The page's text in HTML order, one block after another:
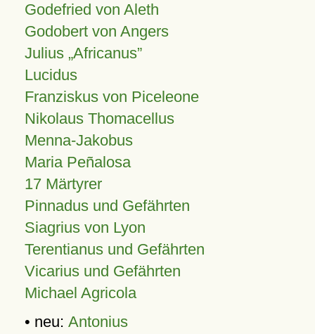
Godefried von Aleth
Godobert von Angers
Julius Africanus
Lucidus
Franziskus von Piceleone
Nikolaus Thomacellus
Menna-Jakobus
Maria Peñalosa
17 Märtyrer
Pinnadus und Gefährten
Siagrius von Lyon
Terentianus und Gefährten
Vicarius und Gefährten
Michael Agricola
• neu: Antonius